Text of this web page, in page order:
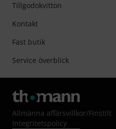
Tillgodokvitton
Kontakt
Fast butik
Service överblick
Allmänna affärsvillkor/Finstilt
Integritetspolicy